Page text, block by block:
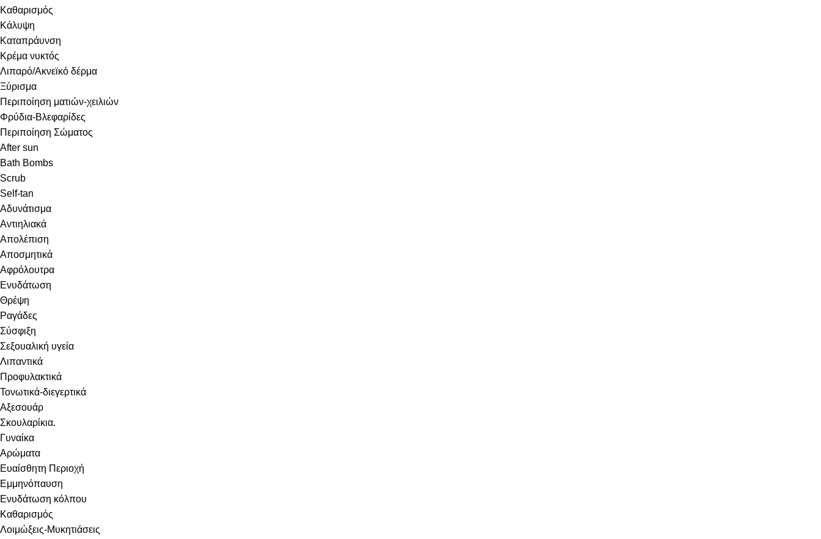
Καθαρισμός
Κάλυψη
Καταπράυνση
Κρέμα νυκτός
Λιπαρό/Ακνεϊκό δέρμα
Ξύρισμα
Περιποίηση ματιών-χειλιών
Φρύδια-Βλεφαρίδες
Περιποίηση Σώματος
After sun
Bath Bombs
Scrub
Self-tan
Αδυνάτισμα
Αντιηλιακά
Απολέπιση
Αποσμητικά
Αφρόλουτρα
Ενυδάτωση
Θρέψη
Ραγάδες
Σύσφιξη
Σεξουαλική υγεία
Λιπαντικά
Προφυλακτικά
Τονωτικά-διεγερτικά
Αξεσουάρ
Σκουλαρίκια.
Γυναίκα
Αρώματα
Ευαίσθητη Περιοχή
Εμμηνόπαυση
Ενυδάτωση κόλπου
Καθαρισμός
Λοιμώξεις-Μυκητιάσεις